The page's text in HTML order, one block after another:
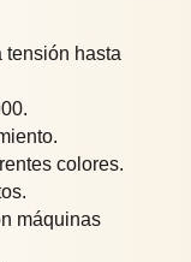
tensión hasta
colores.
máquinas